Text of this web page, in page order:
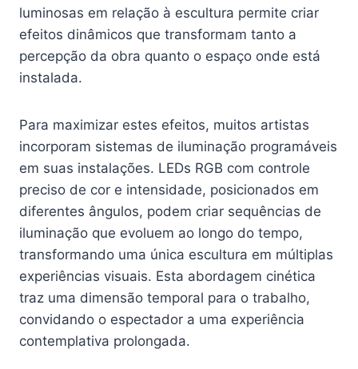
luminosas em relação à escultura permite criar
efeitos dinâmicos que transformam tanto a
percepção da obra quanto o espaço onde está
instalada.
Para maximizar estes efeitos, muitos artistas
incorporam sistemas de iluminação programáveis
em suas instalações. LEDs RGB com controle
preciso de cor e intensidade, posicionados em
diferentes ângulos, podem criar sequências de
iluminação que evoluem ao longo do tempo,
transformando uma única escultura em múltiplas
experiências visuais. Esta abordagem cinética
traz uma dimensão temporal para o trabalho,
convidando o espectador a uma experiência
contemplativa prolongada.